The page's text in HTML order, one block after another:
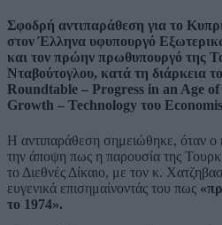
Σφοδρή αντιπαράθεση για το
στον Έλληνα υφυπουργό
και τον πρώην πρωθυπουργό της
Νταβούτογλου, κατά τη διάρκεια
Roundtable – Progress in an Age
Growth – Technology του
Η αντιπαράθεση σημειώθηκε, όταν
την άποψη πως η παρουσία της
το Διεθνές Δίκαιο, με τον κ.
ευγενικά επισημαίνοντάς του πως
το 1974».